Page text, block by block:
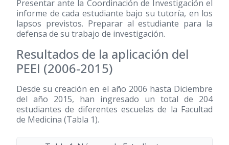
Presentar ante la Coordinación de Investigación el
informe de cada estudiante bajo su tutoría, en los
lapsos previstos. Preparar al estudiante para la
defensa de su trabajo de investigación.
Resultados de la aplicación del
PEEI (2006-2015)
Desde su creación en el año 2006 hasta Diciembre
del año 2015, han ingresado un total de 204
estudiantes de diferentes escuelas de la Facultad
de Medicina (Tabla 1).